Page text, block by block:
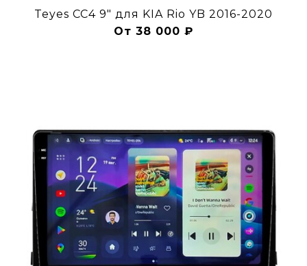
Teyes CC4 9" для KIA Rio YB 2016-2020
От 38 000 ₽